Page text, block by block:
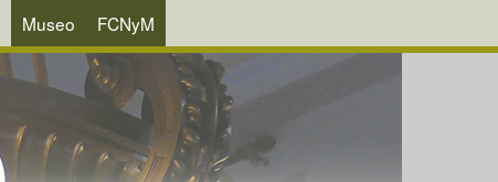
Museo FCNyM